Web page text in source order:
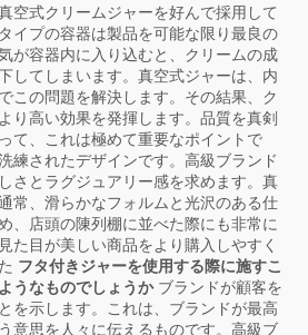
空式クリームジャーを好んで採用して
イプの容器は製品を可能な限り最良の
が容器内に入り込むと、クリームの成
してしまいます。真空式ジャーは、内
この問題を解決します。その結果、ク
り高い効果を発揮します。品質を真剣
て、これは極めて重要なポイントで
練されたデザインです。高級ブランド
さとラグジュアリー感を求めます。真
常、滑らかなフォルムと光沢のある仕
、店頭の陳列棚に並べた際にも非常に
た目が美しい商品をより購入しやすく
フタ付きジャーを使用する際に施すこ
うなものでしょうか ブランドが顧客を
を示します。これは、ブランドが最高
意思を人々に伝えるものです。高級ブ